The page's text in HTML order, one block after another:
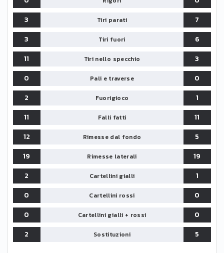
3
Tiri parati
7
3
Tiri fuori
6
11
Tiri nello specchio
3
0
Pali e traverse
0
2
Fuorigioco
1
11
Falli fatti
11
12
Rimesse dal fondo
5
19
Rimesse laterali
19
2
Cartellini gialli
1
0
Cartellini rossi
0
0
Cartellini gialli + rossi
0
2
Sostituzioni 5